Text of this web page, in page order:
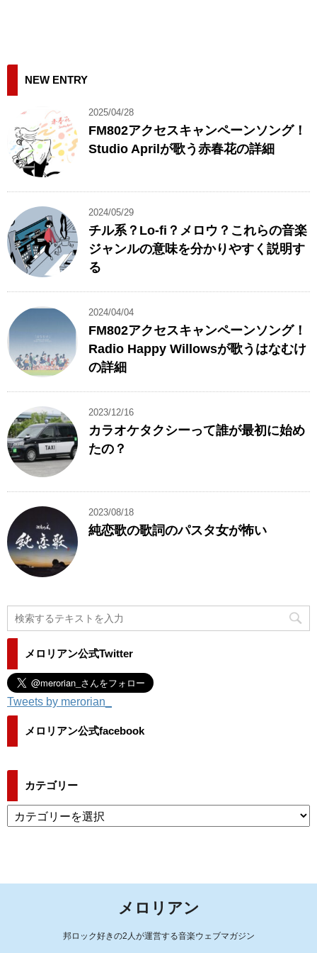
NEW ENTRY
2025/04/28
FM802アクセスキャンペーンソング！
Studio Aprilが歌う赤春花の詳細
2024/05/29
チル系？Lo-fi？メロウ？これらの音楽
ジャンルの意味を分かりやすく説明す
る
2024/04/04
FM802アクセスキャンペーンソング！
Radio Happy Willowsが歌うはなむけ
の詳細
2023/12/16
カラオケタクシーって誰が最初に始め
たの？
2023/08/18
純恋歌の歌詞のパスタ女が怖い
メロリアン公式Twitter
Tweets by merorian_
メロリアン公式facebook
カテゴリー
テ
メロリアン
邦ロック好きの2人が運営する音楽ウェブマガジン